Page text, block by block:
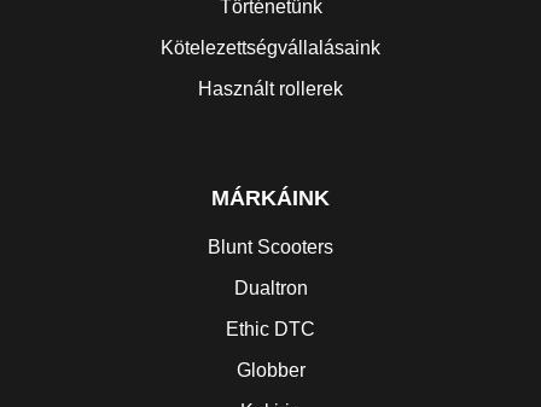
Történetünk
Kötelezettségvállalásaink
Használt rollerek
MÁRKÁINK
Blunt Scooters
Dualtron
Ethic DTC
Globber